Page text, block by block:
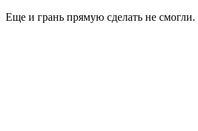
Еще и грaнь прямую сделать не смогли.